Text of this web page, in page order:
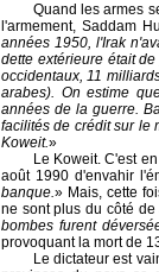
Quand les armes
l'armement, Saddam
années 1950, l'Irak
dette extérieure était
occidentaux, 11
arabes). On estime
années de la guerre.
facilités de crédit sur le
Koweit.»
Le Koweit. C'est
août 1990 d'envahir
banque.» Mais, cette
ne sont plus du côté
bombes furent
provoquant la mort de
Le dictateur est